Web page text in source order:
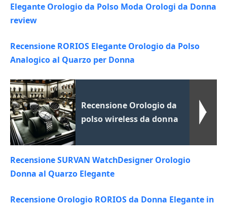
Elegante Orologio da Polso Moda Orologi da Donna
review
Recensione RORIOS Elegante Orologio da Polso
Analogico al Quarzo per Donna
Recensione Orologio da
polso wireless da donna
Recensione SURVAN WatchDesigner Orologio
Donna al Quarzo Elegante
Recensione Orologio RORIOS da Donna Elegante in